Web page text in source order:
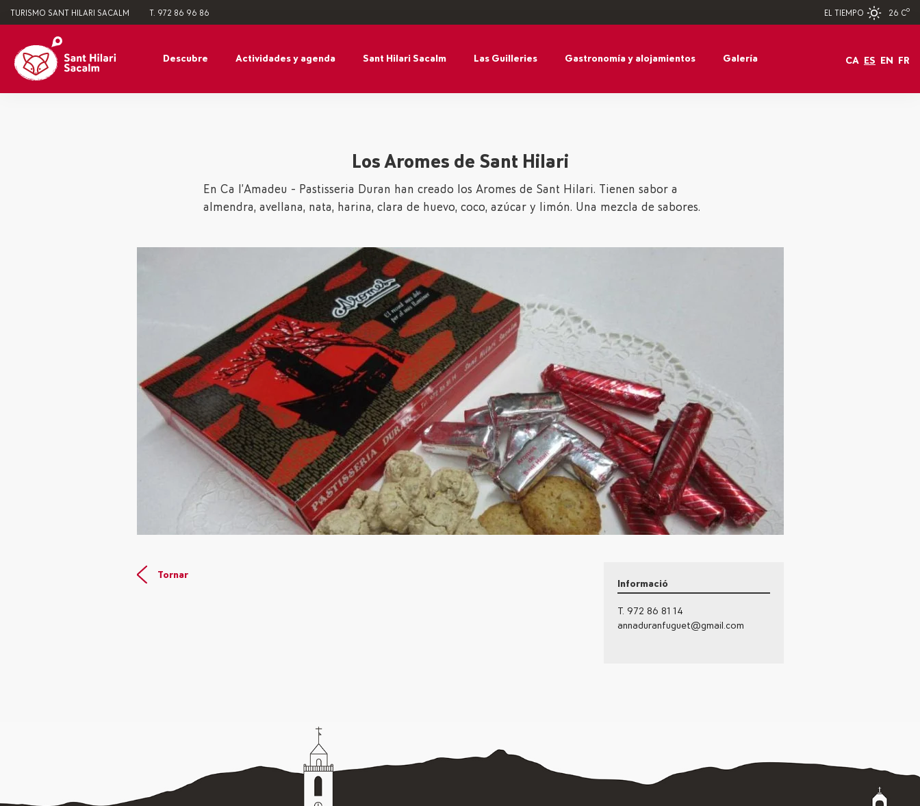
TURISMO SANT HILARI SACALM T. 972 86 96 86 EL TIEMPO 26 Cº
Descubre Actividades y agenda Sant Hilari Sacalm Las Guilleries Gastronomía y alojamientos Galería CA ES EN FR
Los Aromes de Sant Hilari
En Ca l’Amadeu - Pastisseria Duran han creado los Aromes de Sant Hilari. Tienen sabor a
almendra, avellana, nata, harina, clara de huevo, coco, azúcar y limón. Una mezcla de sabores.
Tornar
Informació
T. 972 86 81 14
annaduranfuguet@gmail.com